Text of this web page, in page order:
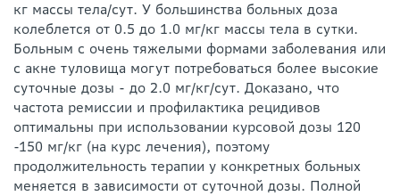
кг массы тела/сут. У большинства больных доза
колеблется от 0.5 до 1.0 мг/кг массы тела в сутки.
Больным с очень тяжелыми формами заболевания или
с акне туловища могут потребоваться более высокие
суточные дозы - до 2.0 мг/кг/сут. Доказано, что
частота ремиссии и профилактика рецидивов
оптимальны при использовании курсовой дозы 120
-150 мг/кг (на курс лечения), поэтому
продолжительность терапии у конкретных больных
меняется в зависимости от суточной дозы. Полной